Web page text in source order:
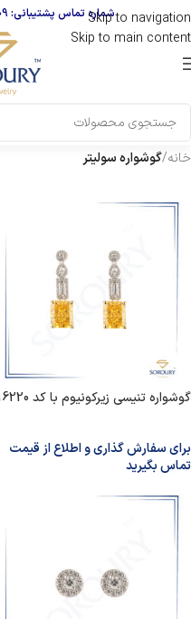
Skip to navigation
Skip to main content
شماره تماس پشتیبانی:
خانه/گوشواره سولیتر
گوشواره تنیسی زیرکونیوم با کد 16220
برای سفارش گذاری و اطلاع از قیمت
تماس بگیرید